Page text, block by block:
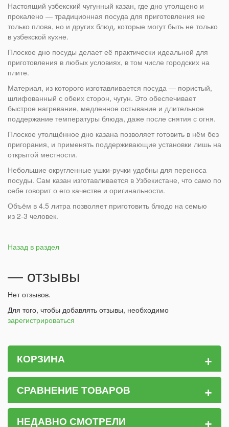
Настоящий узбекский чугунный казан, где дно утолщено и
прокалено — традиционная посуда для приготовления не
только плова, но и других блюд, которые могут быть не только
в узбекской кухне.
Плоское дно посуды делает её практически идеальной для
приготовления в любых условиях, в том числе городских на
плите.
Материал, из которого изготавливается посуда — пористый,
шлифованный с обеих сторон, чугун. Это обеспечивает
быстрое нагревание, медленное остывание и длительное
поддержание температуры блюда, даже после снятия с огня.
Плоское утолщённое дно казана позволяет готовить в нём без
пригорания, и применять поддерживающие установки лишь на
открытой местности.
Небольшие округленные ушки-ручки удобны для переноса
посуды. Сам казан изготавливается в Узбекистане, что само по
себе говорит о его качестве и оригинальности.
Объём в 4.5 литра позволяет приготовить блюдо на семью
из 2-3 человек.
Назад в раздел
— отзывы
Нет отзывов.
Для того, чтобы добавлять отзывы, необходимо
зарегистрироваться
КОРЗИНА +
СРАВНЕНИЕ ТОВАРОВ +
НЕДАВНО СМОТРЕЛИ +